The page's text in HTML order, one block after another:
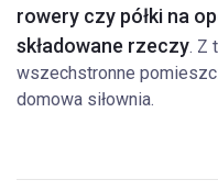
rowery czy półki na
składowane rzeczy. Z
wszechstronne
domowa siłownia.